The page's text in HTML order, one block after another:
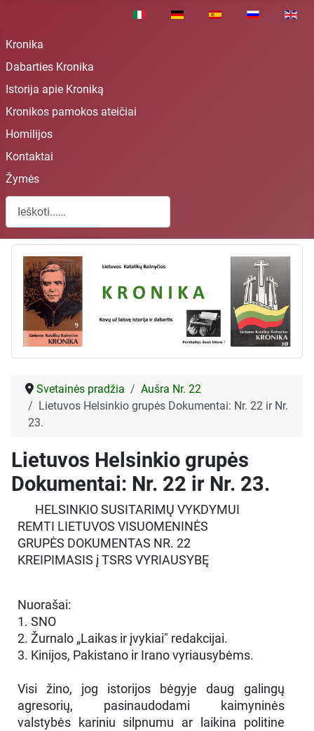
Pasirinkite savo kalbą
Kronika
Dabarties Kronika
Istorija apie Kroniką
Kronikos pamokos ateičiai
Homilijos
Kontaktai
Žymės
Paieška
Svetainės pradžia
Aušra Nr. 22
Lietuvos Helsinkio grupės Dokumentai: Nr. 22 ir Nr.
23.
Lietuvos Helsinkio grupės
Dokumentai: Nr. 22 ir Nr. 23.
HELSINKIO SUSITARIMŲ VYKDYMUI
REMTI LIETUVOS VISUOMENINĖS
GRUPĖS DOKUMENTAS NR. 22
KREIPIMASIS į TSRS VYRIAUSYBĘ
Nuorašai:
1. SNO
2. Žurnalo „Laikas ir įvykiai" redakcijai.
3. Kinijos, Pakistano ir Irano vyriausybėms.
Visi žino, jog istorijos bėgyje daug galingų
agresorių, pasinaudodami kaimyninės
valstybės kariniu silpnumu ar laikina politine